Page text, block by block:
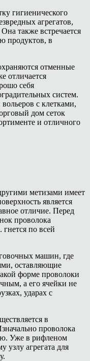
гигиенического
агрегатов,
также встречается
продуктов, в
отменные
отличается
себя
систем.
с клетками,
дом сеток
и отличного
метизами имеет
является
отличие. Перед
проволока
гнется по всей
машин, где
оставляющие
форме проволоки
а его ячейки не
ударах с
в
проволока
Уже в рифленом
узлу агрегата для